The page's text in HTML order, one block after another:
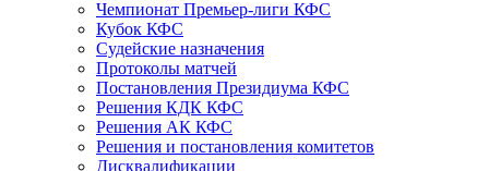
Чемпионат Премьер-лиги КФС
Кубок КФС
Судейские назначения
Протоколы матчей
Постановления Президиума КФС
Решения КДК КФС
Решения АК КФС
Решения и постановления комитетов
Дисквалификации